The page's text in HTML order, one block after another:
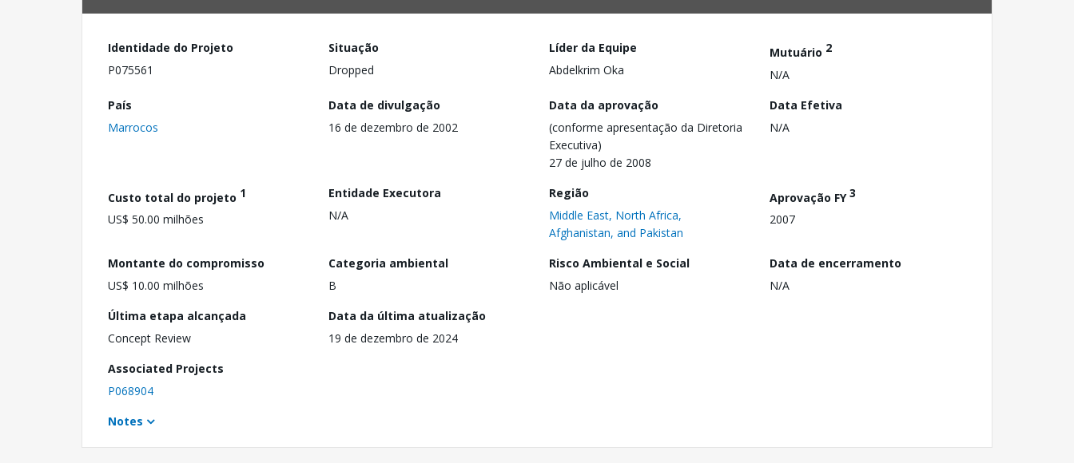
Identidade do Projeto
P075561
Situação
Dropped
Líder da Equipe
Abdelkrim Oka
Mutuário 2
N/A
País
Marrocos
Data de divulgação
16 de dezembro de 2002
Data da aprovação
(conforme apresentação da Diretoria
Executiva)
27 de julho de 2008
Data Efetiva
N/A
Custo total do projeto 1
US$ 50.00 milhões
Entidade Executora
N/A
Região
Middle East, North Africa,
Afghanistan, and Pakistan
Aprovação FY3
2007
Montante do compromisso
US$ 10.00 milhões
Categoria ambiental
B
Risco Ambiental e Social
Não aplicável
Data de encerramento
N/A
Última etapa alcançada
Concept Review
Data da última atualização
19 de dezembro de 2024
Associated Projects
P068904
Notes